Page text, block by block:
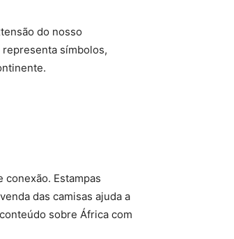
do nosso
representa símbolos,
Estampas
das camisas ajuda a
sobre África com